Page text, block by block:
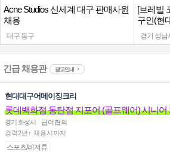
Acne Studios 신세계 대구 판매사원
채용
대구 동구
[브레빌
구인(현
경기 성남
긴급 채용관 광고안내
현대대구어메이징크리
롯데백화점 동탄점 지포어 (골프웨어) 시니어
경기 화성시
급여협의
경력2년↑ 채용시까지
스포츠/레져류